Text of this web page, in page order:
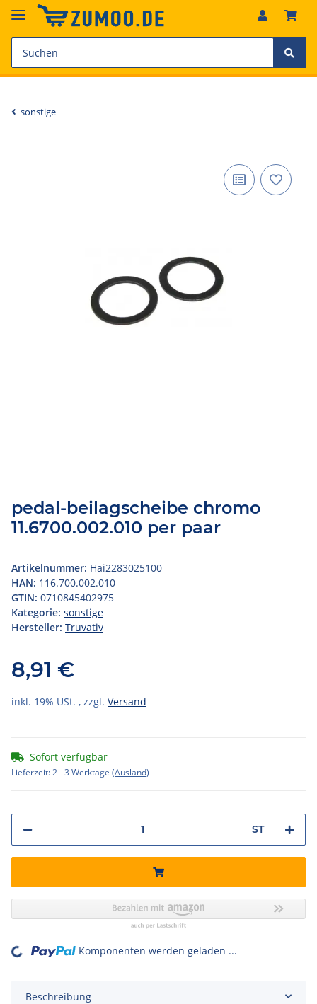
sonstige
pedal-beilagscheibe chromo
11.6700.002.010 per paar
Artikelnummer: Hai2283025100
HAN: 116.700.002.010
GTIN: 0710845402975
Kategorie: sonstige
Hersteller: Truvativ
8,91 €
inkl. 19% USt. , zzgl. Versand
Sofort verfügbar
Lieferzeit:2 - 3 Werktage (Ausland)
ST
Loading... Komponenten werden geladen ...
Beschreibung